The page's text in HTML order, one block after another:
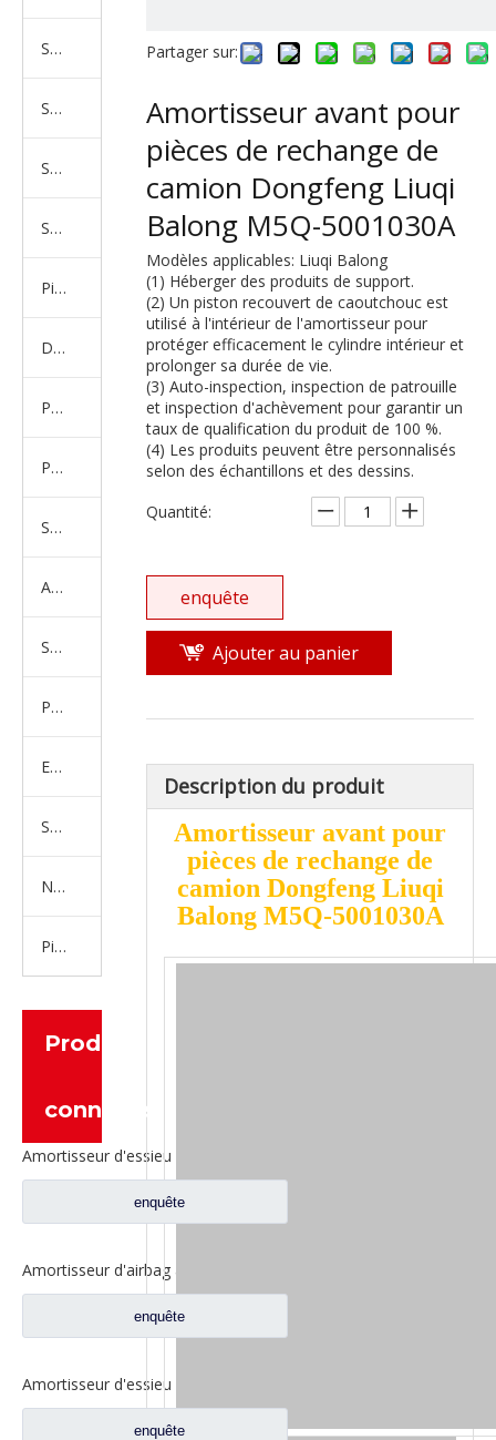
Série de camions FAW Jiefang
Série de camions Dongfeng
Série de camions North Benz Beiben
Série de camions américains, européens et japonais
Pièces de rechange de machines d'ingénierie de camion minier
D'autres séries de camions
Produits d'essieux
Produits de support de châssis
Série de suspension équilibrée
Amortisseur Série
Système de direction
Produits en caoutchouc
Embrayage Série
Série de bras de réglage
Nouvelles pièces de camion d'énergie
Pièces de moteur
Produits
connexes
enquête
enquête
enquête
Partager sur:
Amortisseur avant pour
pièces de rechange de
camion Dongfeng Liuqi
Balong M5Q-5001030A
Modèles applicables: Liuqi Balong
(1) Héberger des produits de support.
(2) Un piston recouvert de caoutchouc est
utilisé à l'intérieur de l'amortisseur pour
protéger efficacement le cylindre intérieur et
prolonger sa durée de vie.
(3) Auto-inspection, inspection de patrouille
et inspection d'achèvement pour garantir un
taux de qualification du produit de 100 %.
(4) Les produits peuvent être personnalisés
selon des échantillons et des dessins.
Quantité:
enquête
Ajouter au panier
Description du produit
Amortisseur avant pour
pièces de rechange de
camion Dongfeng Liuqi
Balong M5Q-5001030A